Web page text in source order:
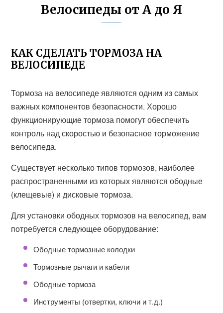
Велосипеды от А до Я
КАК СДЕЛАТЬ ТОРМОЗА НА
ВЕЛОСИПЕДЕ
Тормоза на велосипеде являются одним из самых
важных компонентов безопасности. Хорошо
функционирующие тормоза помогут обеспечить
контроль над скоростью и безопасное торможение
велосипеда.
Существует несколько типов тормозов, наиболее
распространенными из которых являются ободные
(клещевые) и дисковые тормоза.
Для установки ободных тормозов на велосипед, вам
потребуется следующее оборудование:
Ободные тормозные колодки
Тормозные рычаги и кабели
Ободные тормоза
Инструменты (отвертки, ключи и т.д.)